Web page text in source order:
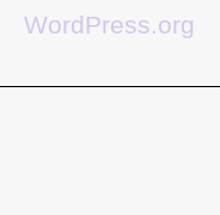
WordPress.org